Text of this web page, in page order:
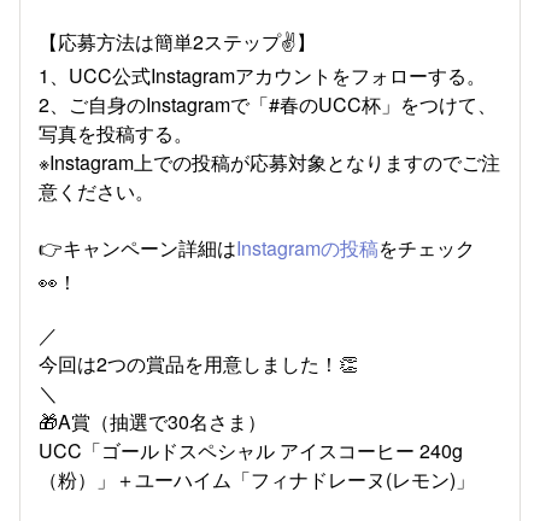
【応募方法は簡単2ステップ✌】
1、UCC公式Instagramアカウントをフォローする。
2、ご自身のInstagramで「#春のUCC杯」をつけて、
写真を投稿する。
※Instagram上での投稿が応募対象となりますのでご注
意ください。
👉キャンペーン詳細はInstagramの投稿をチェック
👀！
／
今回は2つの賞品を用意しました！👏
＼
🎁A賞（抽選で30名さま）
UCC「ゴールドスペシャル アイスコーヒー 240g
（粉）」＋ユーハイム「フィナドレーヌ​(レモン)」